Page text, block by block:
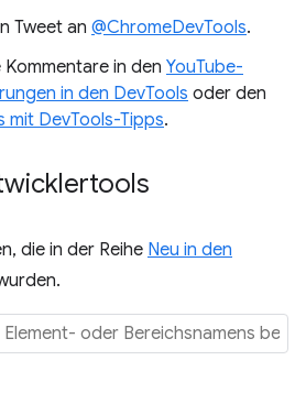
Tweet an @ChromeDevTools.
Kommentare in den YouTube-
in den DevTools oder den
mit DevTools-Tipps.
die in der Reihe Neu in den